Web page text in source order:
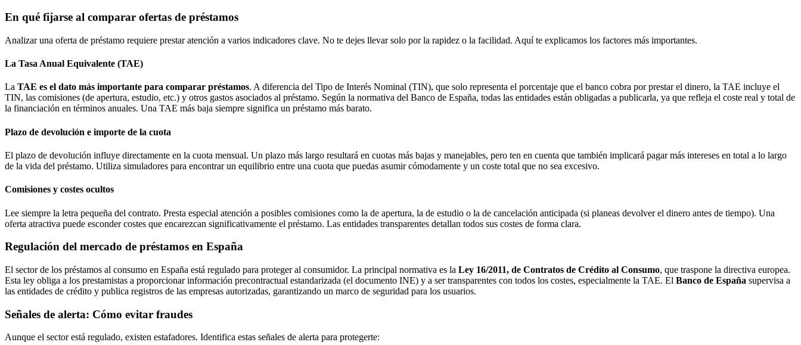
En qué fijarse al comparar ofertas de préstamos
Analizar una oferta de préstamo requiere prestar atención a varios indicadores clave. No te dejes llevar solo por la rapidez o la facilidad. Aquí te explicamos los factores más importantes.
La Tasa Anual Equivalente (TAE)
La TAE es el dato más importante para comparar préstamos. A diferencia del Tipo de Interés Nominal (TIN), que solo representa el porcentaje que el banco cobra por prestar el dinero, la TAE incluye el
TIN, las comisiones (de apertura, estudio, etc.) y otros gastos asociados al préstamo. Según la normativa del Banco de España, todas las entidades están obligadas a publicarla, ya que refleja el coste real y total de
la financiación en términos anuales. Una TAE más baja siempre significa un préstamo más barato.
Plazo de devolución e importe de la cuota
El plazo de devolución influye directamente en la cuota mensual. Un plazo más largo resultará en cuotas más bajas y manejables, pero ten en cuenta que también implicará pagar más intereses en total a lo largo
de la vida del préstamo. Utiliza simuladores para encontrar un equilibrio entre una cuota que puedas asumir cómodamente y un coste total que no sea excesivo.
Comisiones y costes ocultos
Lee siempre la letra pequeña del contrato. Presta especial atención a posibles comisiones como la de apertura, la de estudio o la de cancelación anticipada (si planeas devolver el dinero antes de tiempo). Una
oferta atractiva puede esconder costes que encarezcan significativamente el préstamo. Las entidades transparentes detallan todos sus costes de forma clara.
Regulación del mercado de préstamos en España
El sector de los préstamos al consumo en España está regulado para proteger al consumidor. La principal normativa es la Ley 16/2011, de Contratos de Crédito al Consumo, que traspone la directiva europea.
Esta ley obliga a los prestamistas a proporcionar información precontractual estandarizada (el documento INE) y a ser transparentes con todos los costes, especialmente la TAE. El Banco de España supervisa a
las entidades de crédito y publica registros de las empresas autorizadas, garantizando un marco de seguridad para los usuarios.
Señales de alerta: Cómo evitar fraudes
Aunque el sector está regulado, existen estafadores. Identifica estas señales de alerta para protegerte: